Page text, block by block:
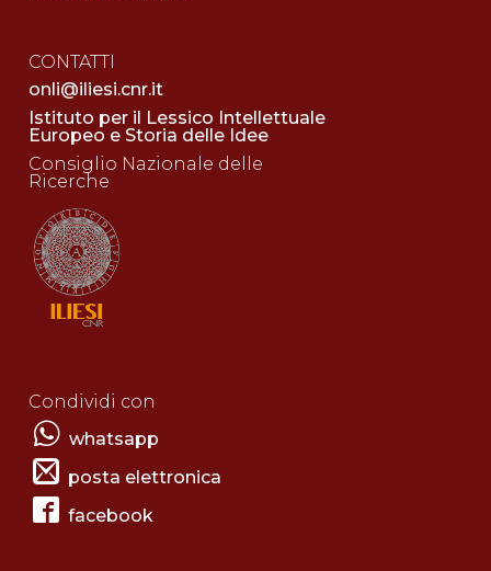
CONTATTI
onli@iliesi.cnr.it
Istituto per il Lessico Intellettuale
Europeo e Storia delle Idee
Consiglio Nazionale delle
Ricerche
Condividi con
whatsapp
posta elettronica
facebook